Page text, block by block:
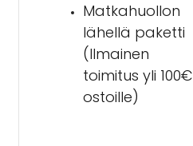
Matkahuollon
lähellä paketti
(Ilmainen
toimitus yli 100€
ostoille)